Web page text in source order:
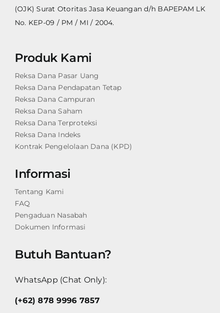
(OJK) Surat Otoritas Jasa Keuangan d/h BAPEPAM LK
No. KEP-09 / PM / MI / 2004.
Produk Kami
Reksa Dana Pasar Uang
Reksa Dana Pendapatan Tetap
Reksa Dana Campuran
Reksa Dana Saham
Reksa Dana Terproteksi
Reksa Dana Indeks
Kontrak Pengelolaan Dana (KPD)
Informasi
Tentang Kami
FAQ
Pengaduan Nasabah
Dokumen Informasi
Butuh Bantuan?
WhatsApp (Chat Only):
(+62) 878 9996 7857